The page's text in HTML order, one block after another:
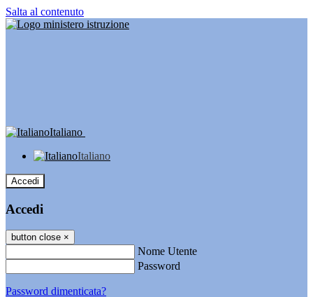
Salta al contenuto
Italiano
Italiano
Accedi
Accedi
button close ×
Nome Utente
Password
Password dimenticata?